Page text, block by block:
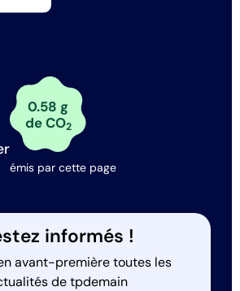
0.58 g
de CO2
émis par cette page
informés !
avant-première toutes les
de tpdemain